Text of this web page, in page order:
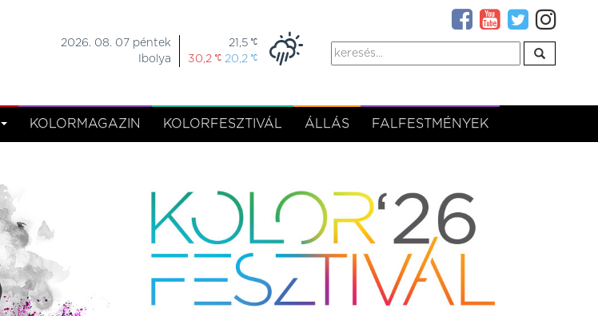
2026. 08. 07 péntek
Ibolya
21,5
30,2
20,2
KOLORMAGAZIN KOLORFESZTIVÁL ÁLLÁS FALFESTMÉNYEK